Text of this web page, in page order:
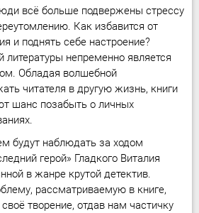
всё больше подвержены стрессу
Как избавится от
и поднять себе настроение?
литературы непременно является
Обладая волшебной
читателя в другую жизнь, книги
шанс позабыть о личных
будут наблюдать за ходом
герой» Гладкого Виталия
в жанре крутой детектив.
рассматриваемую в книге,
творение, отдав нам частичку